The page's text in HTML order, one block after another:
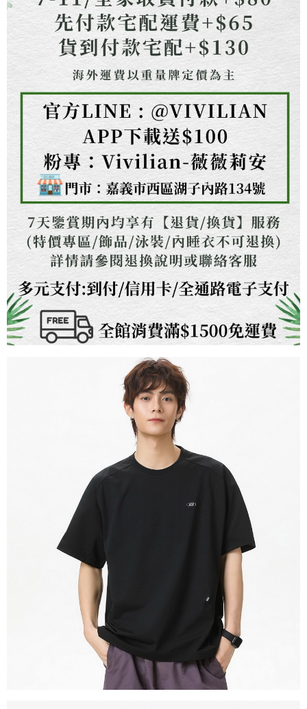
權轉讓予恩沛科技股份有限公司。
２．關於個人資料處理事宜，請瀏覽以下網址：
https://aftee.tw/terms/#terms3
３．未成年的使用者請事先徵得法定代理人或監護人之同意方可使用
「AFTEE先享後付」，若未經同意申辦者引起之損失，本公司不負相關責
任。
４．使用「AFTEE先享後付」時，將依據個別帳號之用戶狀況，依本公司即
時審查核予不同之上限額度；若仍有額度不足之情形，本公司將視審查結果
請求用戶進行身份認證。
５．嚴禁一人註冊多個帳號或使用他人資訊註冊。若發現惡意使用之情形，
恩沛科技股份有限公司將有權停止該用戶之使用額度並採取法律行動。